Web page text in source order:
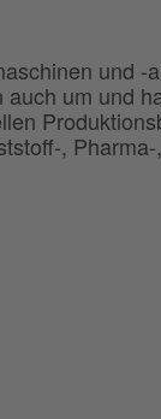
und -
um und
,